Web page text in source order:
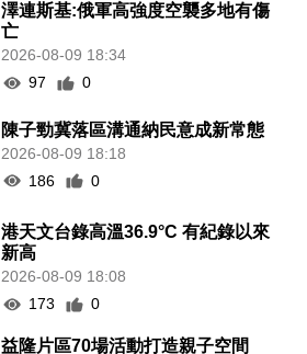
澤連斯基:俄軍高強度空襲多地有傷
亡
2026-08-09 18:34
97
0
陳子勁冀落區溝通納民意成新常態
2026-08-09 18:18
186
0
港天文台錄高溫36.9°C 有紀錄以來
新高
2026-08-09 18:08
173
0
益隆片區70場活動打造親子空間